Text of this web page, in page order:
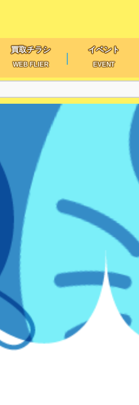
買取チラシ
WEB FLIER
イベント
EVENT